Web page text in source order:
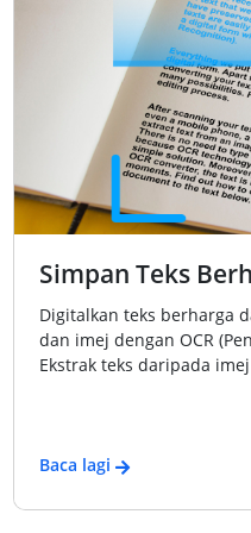
Simpan Teks
Digitalkan teks berharga
dan imej dengan OCR
Ekstrak teks daripada
Baca lagi